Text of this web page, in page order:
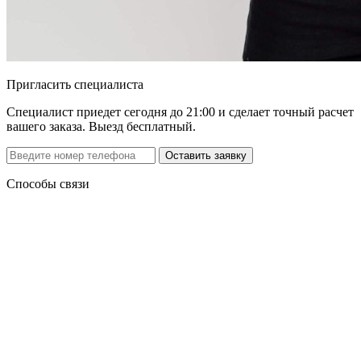
Пригласить специалиста
Специалист приедет сегодня до 21:00 и сделает точный расчет
вашего заказа. Выезд бесплатный.
Способы связи